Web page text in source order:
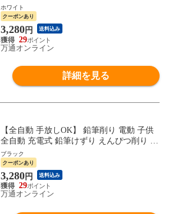
SB Type-C 自動送り 自動戻り 芯先調整 小
学生 進学 入学準備 入学祝い 1年保証 ギフ
ト TOKAIZ Lite
ホワイト
クーポンあり
3,280円 送料込み
29
万通オンライン
詳細を見る
【全自動 手放しOK】 鉛筆削り 電動 子供
全自動 充電式 鉛筆けずり えんぴつ削り U
SB Type-C 自動送り 自動戻り 芯先調整 小
学生 進学 入学準備 入学祝い 1年保証 ギフ
ト TOKAIZ Lite
ブラック
クーポンあり
3,280円 送料込み
29
万通オンライン